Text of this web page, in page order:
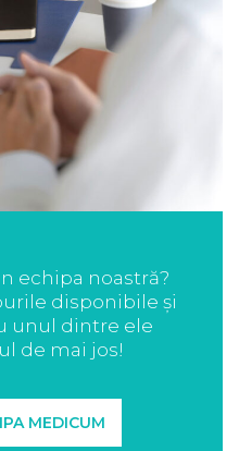
echipa noastră?
disponibile și
unul dintre ele
de mai jos!
MEDICUM